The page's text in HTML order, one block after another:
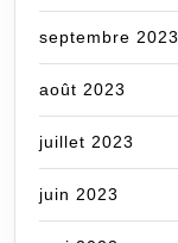
septembre 2023
août 2023
juillet 2023
juin 2023